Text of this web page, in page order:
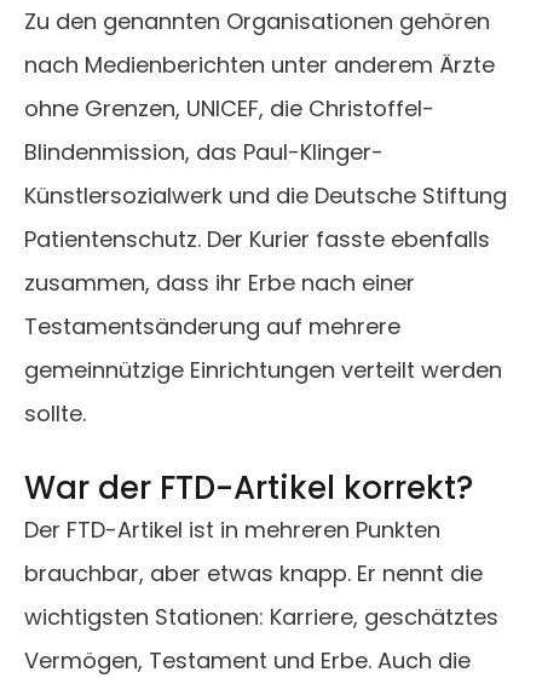
Zu den genannten Organisationen gehören
nach Medienberichten unter anderem Ärzte
ohne Grenzen, UNICEF, die Christoffel-
Blindenmission, das Paul-Klinger-
Künstlersozialwerk und die Deutsche Stiftung
Patientenschutz. Der Kurier fasste ebenfalls
zusammen, dass ihr Erbe nach einer
Testamentsänderung auf mehrere
gemeinnützige Einrichtungen verteilt werden
sollte.
War der FTD-Artikel korrekt?
Der FTD-Artikel ist in mehreren Punkten
brauchbar, aber etwas knapp. Er nennt die
wichtigsten Stationen: Karriere, geschätztes
Vermögen, Testament und Erbe. Auch die